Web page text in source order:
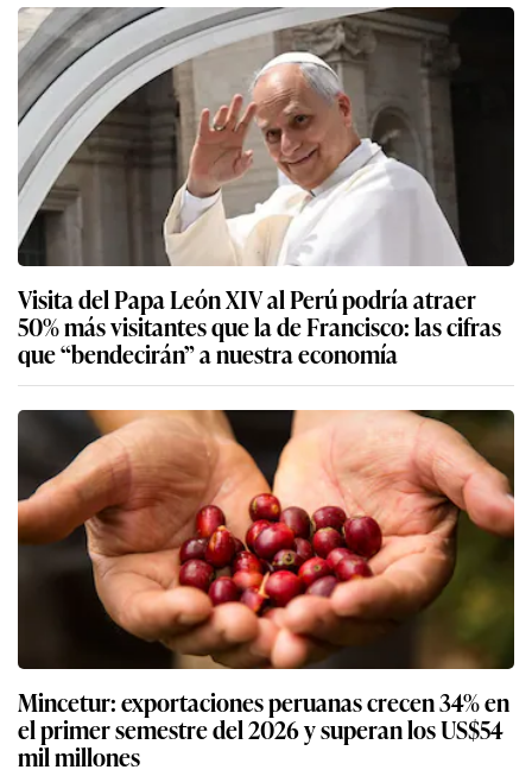
Visita del Papa León XIV al Perú podría atraer
50% más visitantes que la de Francisco: las cifras
que “bendecirán” a nuestra economía
Mincetur: exportaciones peruanas crecen 34% en
el primer semestre del 2026 y superan los US$54
mil millones